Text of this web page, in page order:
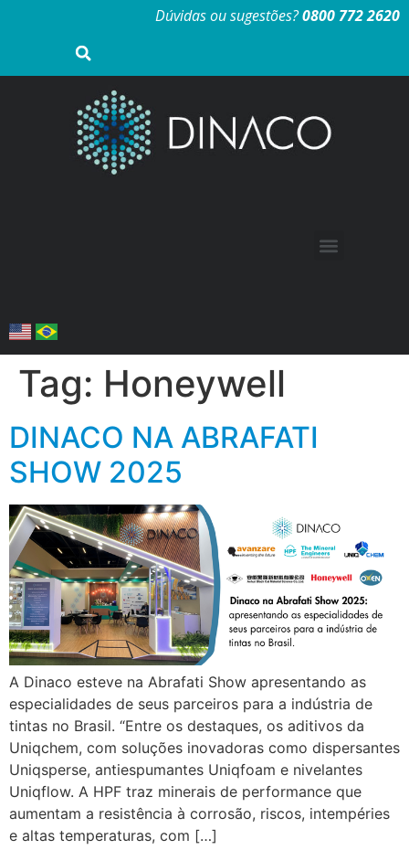
Dúvidas ou sugestões?0800 772 2620
Tag: Honeywell
DINACO NA ABRAFATI
SHOW 2025
A Dinaco esteve na Abrafati Show apresentando as
especialidades de seus parceiros para a indústria de
tintas no Brasil. “Entre os destaques, os aditivos da
Uniqchem, com soluções inovadoras como dispersantes
Uniqsperse, antiespumantes Uniqfoam e nivelantes
Uniqflow. A HPF traz minerais de performance que
aumentam a resistência à corrosão, riscos, intempéries
e altas temperaturas, com […]